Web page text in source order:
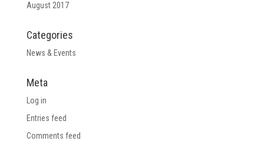
August 2017
Categories
News & Events
Meta
Log in
Entries feed
Comments feed